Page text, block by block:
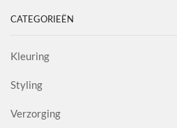
CATEGORIEËN
Kleuring
Styling
Verzorging